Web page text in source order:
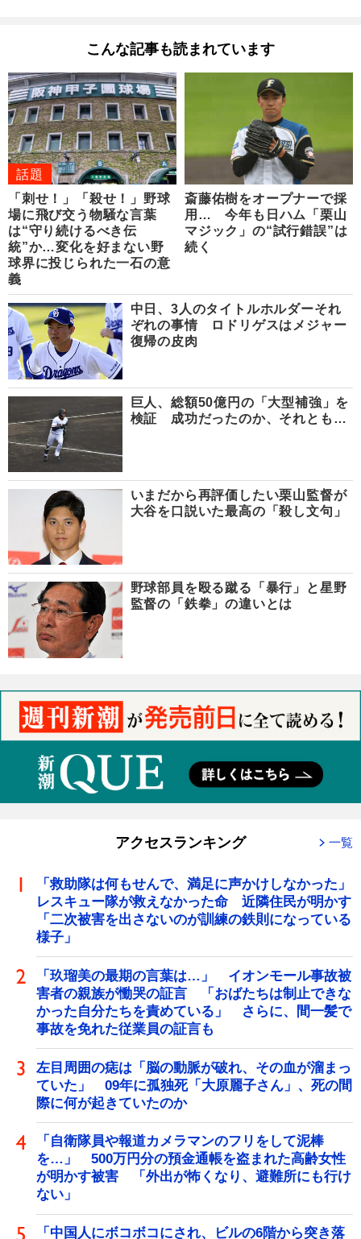
こんな記事も読まれています
話題
「刺せ！」「殺せ！」野球
場に飛び交う物騒な言葉
は“守り続けるべき伝
統”か…変化を好まない野
球界に投じられた一石の意
義
斎藤佑樹をオープナーで採
用… 今年も日ハム「栗山
マジック」の“試行錯誤”は
続く
中日、3人のタイトルホルダーそれ
ぞれの事情 ロドリゲスはメジャー
復帰の皮肉
巨人、総額50億円の「大型補強」を
検証 成功だったのか、それとも…
いまだから再評価したい栗山監督が
大谷を口説いた最高の「殺し文句」
野球部員を殴る蹴る「暴行」と星野
監督の「鉄拳」の違いとは
アクセスランキング 一覧
「救助隊は何もせんで、満足に声かけしなかった」
レスキュー隊が救えなかった命 近隣住民が明かす
「二次被害を出さないのが訓練の鉄則になっている
様子」
「玖瑠美の最期の言葉は…」 イオンモール事故被
害者の親族が慟哭の証言 「おばたちは制止できな
かった自分たちを責めている」 さらに、間一髪で
事故を免れた従業員の証言も
左目周囲の痣は「脳の動脈が破れ、その血が溜まっ
ていた」 09年に孤独死「大原麗子さん」、死の間
際に何が起きていたのか
「自衛隊員や報道カメラマンのフリをして泥棒
を…」 500万円分の預金通帳を盗まれた高齢女性
が明かす被害 「外出が怖くなり、避難所にも行け
ない」
「中国人にボコボコにされ、ビルの6階から突き落